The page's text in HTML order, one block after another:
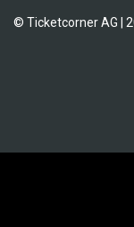
© Ticketcorner AG |